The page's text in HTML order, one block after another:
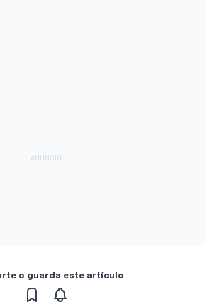
o guarda este artículo